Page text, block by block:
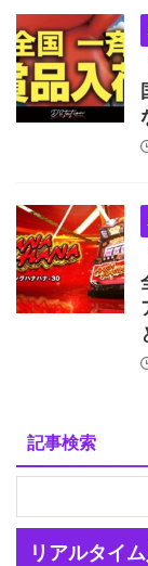
記事検索
リアルタイ